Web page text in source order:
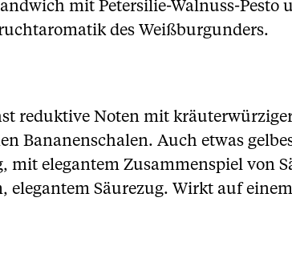
mit Petersilie-Walnuss-Pesto
des Weißburgunders.
reduktive Noten mit
Bananenschalen. Auch etwas
mit elegantem Zusammenspiel von
elegantem Säurezug. Wirkt auf einem